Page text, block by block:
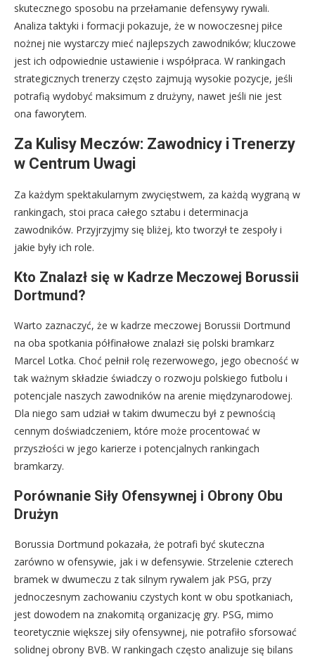
skutecznego sposobu na przełamanie defensywy rywali.
Analiza taktyki i formacji pokazuje, że w nowoczesnej piłce
nożnej nie wystarczy mieć najlepszych zawodników; kluczowe
jest ich odpowiednie ustawienie i współpraca. W rankingach
strategicznych trenerzy często zajmują wysokie pozycje, jeśli
potrafią wydobyć maksimum z drużyny, nawet jeśli nie jest
ona faworytem.
Za Kulisy Meczów: Zawodnicy i Trenerzy
w Centrum Uwagi
Za każdym spektakularnym zwycięstwem, za każdą wygraną w
rankingach, stoi praca całego sztabu i determinacja
zawodników. Przyjrzyjmy się bliżej, kto tworzył te zespoły i
jakie były ich role.
Kto Znalazł się w Kadrze Meczowej Borussii
Dortmund?
Warto zaznaczyć, że w kadrze meczowej Borussii Dortmund
na oba spotkania półfinałowe znalazł się polski bramkarz
Marcel Lotka. Choć pełnił rolę rezerwowego, jego obecność w
tak ważnym składzie świadczy o rozwoju polskiego futbolu i
potencjale naszych zawodników na arenie międzynarodowej.
Dla niego sam udział w takim dwumeczu był z pewnością
cennym doświadczeniem, które może procentować w
przyszłości w jego karierze i potencjalnych rankingach
bramkarzy.
Porównanie Siły Ofensywnej i Obrony Obu
Drużyn
Borussia Dortmund pokazała, że potrafi być skuteczna
zarówno w ofensywie, jak i w defensywie. Strzelenie czterech
bramek w dwumeczu z tak silnym rywalem jak PSG, przy
jednoczesnym zachowaniu czystych kont w obu spotkaniach,
jest dowodem na znakomitą organizację gry. PSG, mimo
teoretycznie większej siły ofensywnej, nie potrafiło sforsować
solidnej obrony BVB. W rankingach często analizuje się bilans